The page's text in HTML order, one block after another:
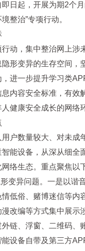
日起，开展为期2个月
整治”专项行动。
动，集中整治网上涉
形变异的生存空间，
，进一步提升学习类
内容安全标准，有效
健康安全成长的网络
户数量较大、对未成
能设备，从深从细全
络生态。重点聚焦以
变异问题。 一是以谐
低俗、赌博迷信等内
改编等方式集中展示
链、浮窗、二维码、
设备自带及第三方